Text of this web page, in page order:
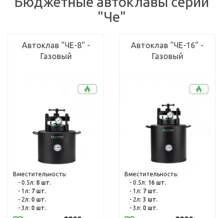
"Че"
Автоклав "ЧЕ-8" -
Газовый
Вместительность:
- 0.5л: 8 шт.
- 1л: 7 шт.
- 2л: 0 шт.
- 3л: 0 шт.
Автоклав "ЧЕ-16" -
Газовый
Вместительность:
- 0.5л: 16 шт.
- 1л: 7 шт.
- 2л: 3 шт.
- 3л: 0 шт.